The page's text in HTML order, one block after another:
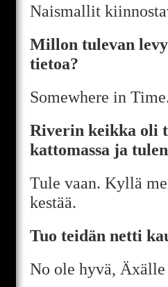
Naismallit
Millon tulevan
tietoa?
Somewhere in
Riverin keikka oli
kattomassa ja
Tule vaan. Kyllä
kestää.
Tuo teidän netti
No ole hyvä,